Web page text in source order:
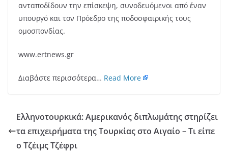
ανταποδίδουν την επίσκεψη, συνοδευόμενοι από έναν
υπουργό και τον Πρόεδρο της ποδοσφαιρικής τους
ομοσπονδίας.
www.ertnews.gr
Διαβάστε περισσότερα… Read More
Ελληνοτουρκικά: Αμερικανός διπλωμάτης στηρίζει
τα επιχειρήματα της Τουρκίας στο Αιγαίο – Τι είπε
ο Τζέιμς Τζέφρι